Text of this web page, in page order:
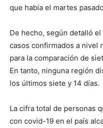
que había el martes
De hecho, según detalló
casos confirmados a nivel
para la comparación de
En tanto, ninguna región
los últimos siete y 14 días.
La cifra total de personas
con covid-19 en el país